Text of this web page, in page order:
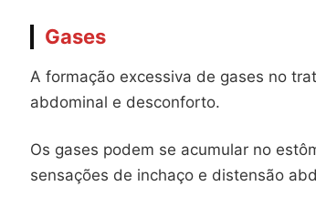
Gases
A formação excessiva de gases no
abdominal e desconforto.
Os gases podem se acumular no
sensações de inchaço e distensão